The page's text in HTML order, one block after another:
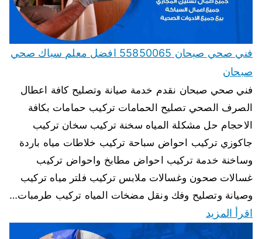
فني صحي صبحان 55850065 افضل معلم سباك صحي
صبحان
فني صحي صبحان نقدم خدمة صيانة وتصليح كافة اعطال
الصرف الصحي تصليح الحمامات تركيب حمامات بكافة
الاحجام حل مشكلة المياه سخنة تركيب سخان تركيب
جاكوزي تركيب احواض سباحة تركيب خلاطات مياه باردة
وساخنة خدمة تركيب احواض مطابخ واحواض تركيب
غسالات صحون وغسالات ملابس تركيب فلتر مياه تركيب
وصيانة وتصليح وفك ونقل مضخات المياه تركيب طرمبات…
اقرأ المزيد